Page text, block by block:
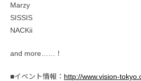
Marzy
SISSIS
NACKii
and more……！
■イベント情報： http://www.vision-